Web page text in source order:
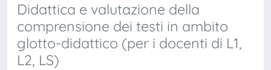
Didattica e valutazione della
comprensione dei testi in ambito
glotto-didattico (per i docenti di L1,
L2, LS)